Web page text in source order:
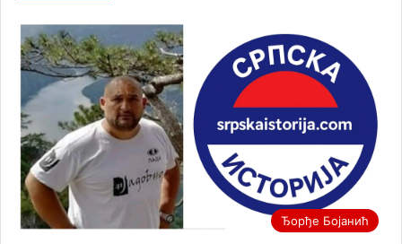
Ђорђе Бојанић